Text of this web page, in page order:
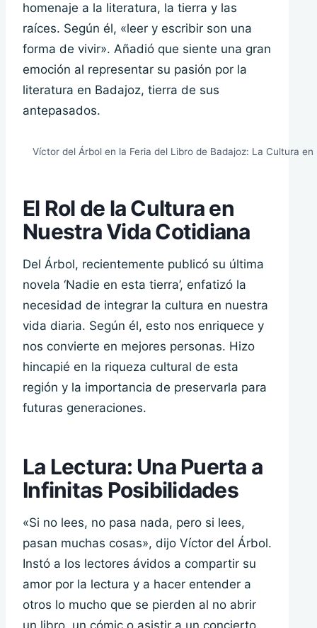
homenaje a la literatura, la tierra y las
raíces. Según él, «leer y escribir son una
forma de vivir». Añadió que siente una gran
emoción al representar su pasión por la
literatura en Badajoz, tierra de sus
antepasados.
Víctor del Árbol en la Feria del Libro de Badajoz: La Cultura
El Rol de la Cultura en
Nuestra Vida Cotidiana
Del Árbol, recientemente publicó su última
novela ‘Nadie en esta tierra’, enfatizó la
necesidad de integrar la cultura en nuestra
vida diaria. Según él, esto nos enriquece y
nos convierte en mejores personas. Hizo
hincapié en la riqueza cultural de esta
región y la importancia de preservarla para
futuras generaciones.
La Lectura: Una Puerta a
Infinitas Posibilidades
«Si no lees, no pasa nada, pero si lees,
pasan muchas cosas», dijo Víctor del Árbol.
Instó a los lectores ávidos a compartir su
amor por la lectura y a hacer entender a
otros lo mucho que se pierden al no abrir